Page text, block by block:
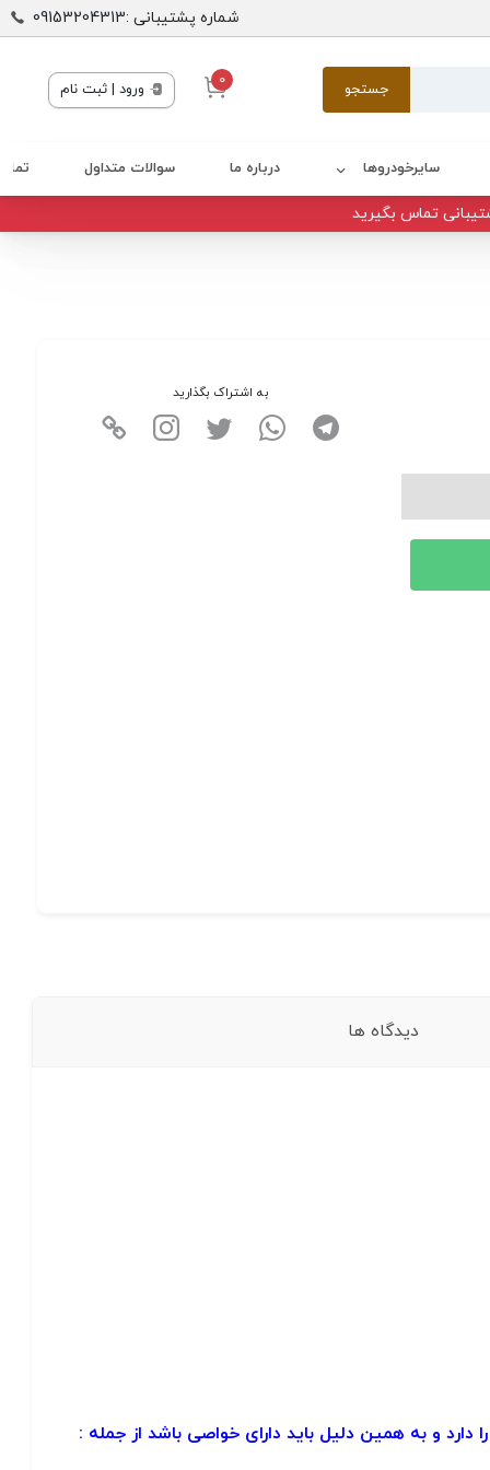
شماره پشتیبانی :09153204313
جستجو 0 ورود | ثبت نام
سایرخودروها درباره ما سوالات متداول
تماس بگیرید
به اشتراک بگذارید
دیدگاه ها
و به همین دلیل باید دارای خواصی باشد از جمله :